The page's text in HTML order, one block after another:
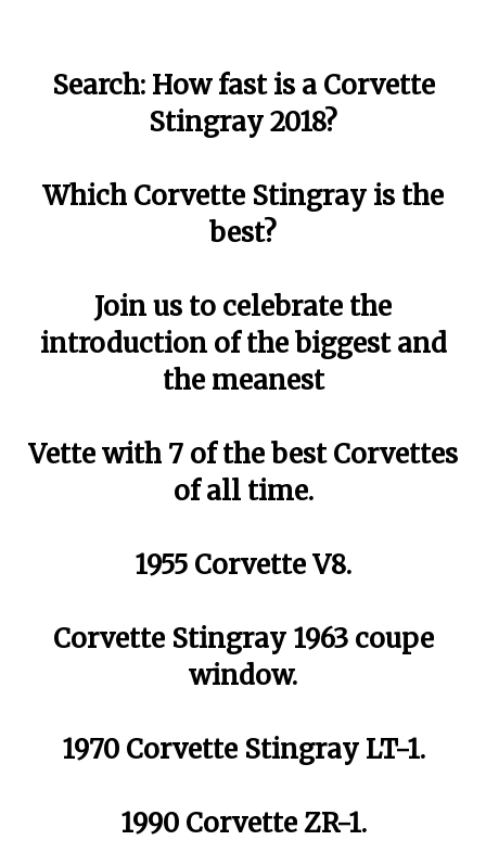
Search: How fast is a Corvette
Stingray 2018?
Which Corvette Stingray is the
best?
Join us to celebrate the
introduction of the biggest and
the meanest
Vette with 7 of the best Corvettes
of all time.
1955 Corvette V8.
Corvette Stingray 1963 coupe
window.
1970 Corvette Stingray LT-1.
1990 Corvette ZR-1.